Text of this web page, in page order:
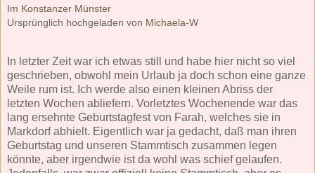
Im Konstanzer Münster
Ursprünglich hochgeladen von Michaela-W
In letzter Zeit war ich etwas still und habe hier nicht so viel
geschrieben, obwohl mein Urlaub ja doch schon eine ganze
Weile rum ist. Ich werde also einen kleinen Abriss der
letzten Wochen abliefern. Vorletztes Wochenende war das
lang ersehnte Geburtstagfest von Farah, welches sie in
Markdorf abhielt. Eigentlich war ja gedacht, daß man ihren
Geburtstag und unseren Stammtisch zusammen legen
könnte, aber irgendwie ist da wohl was schief gelaufen.